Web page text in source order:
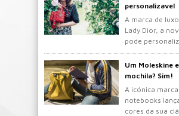
personalizavel
A marca de
Lady Dior, a
pode
gosto.
Um Moleskine
mochila? Sim!
A icónica
notebooks
cores da sua